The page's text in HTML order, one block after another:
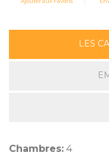
LES
Chambres: 4